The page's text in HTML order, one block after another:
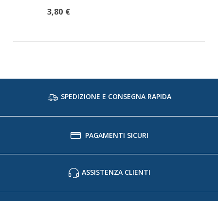
mm
3,80 €
SPEDIZIONE E CONSEGNA RAPIDA
PAGAMENTI SICURI
ASSISTENZA CLIENTI